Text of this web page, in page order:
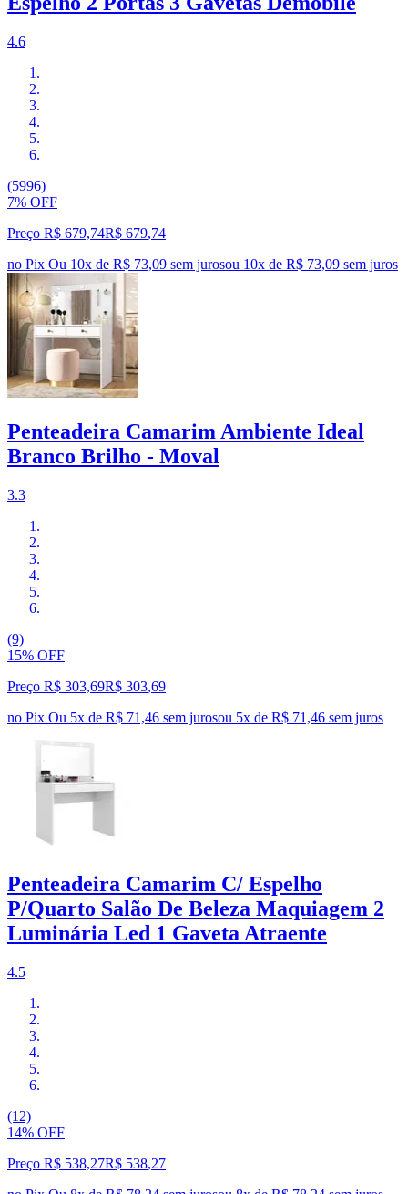
4.6
(5996)
7% OFF
Preço R$ 679,74R$ 679,74
no Pix Ou 10x de R$ 73,09 sem jurosou 10x de R$ 73,09 sem juros
Penteadeira Camarim Ambiente Ideal
Branco Brilho - Moval
3.3
(9)
15% OFF
Preço R$ 303,69R$ 303,69
no Pix Ou 5x de R$ 71,46 sem jurosou 5x de R$ 71,46 sem juros
Penteadeira Camarim C/ Espelho
P/Quarto Salão De Beleza Maquiagem 2
Luminária Led 1 Gaveta Atraente
4.5
(12)
14% OFF
Preço R$ 538,27R$ 538,27